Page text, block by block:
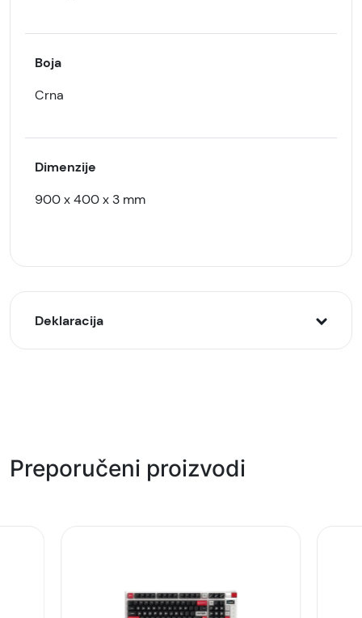
Boja
Crna
Dimenzije
900 x 400 x 3 mm
Deklaracija
Zemlja porekla:
Preporučeni proizvodi